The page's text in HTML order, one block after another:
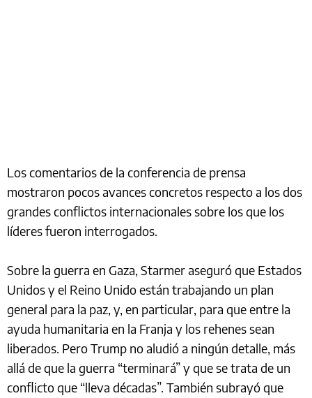
Los comentarios de la conferencia de prensa
mostraron pocos avances concretos respecto a los dos
grandes conflictos internacionales sobre los que los
líderes fueron interrogados.
Sobre la guerra en Gaza, Starmer aseguró que Estados
Unidos y el Reino Unido están trabajando un plan
general para la paz, y, en particular, para que entre la
ayuda humanitaria en la Franja y los rehenes sean
liberados. Pero Trump no aludió a ningún detalle, más
allá de que la guerra “terminará” y que se trata de un
conflicto que “lleva décadas”. También subrayó que